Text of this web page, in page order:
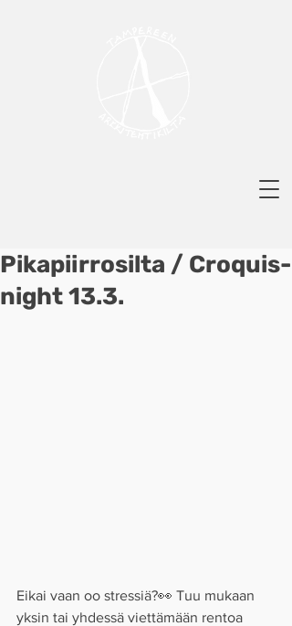
Pikapiirrosilta / Croquis-
night 13.3.
Eikai vaan oo stressiä?👀 Tuu mukaan
yksin tai yhdessä viettämään rentoa